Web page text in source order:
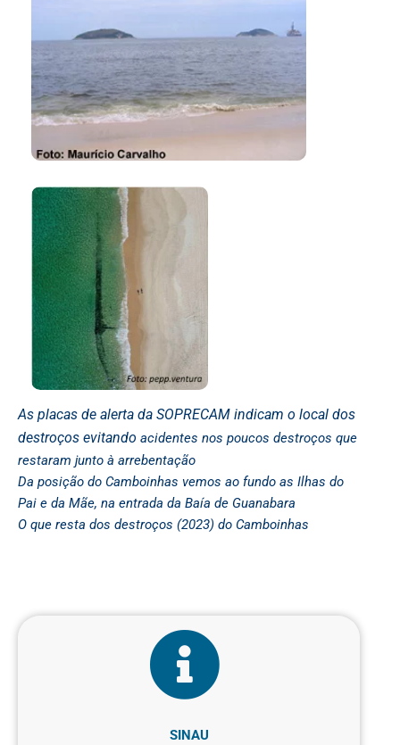
As placas de alerta da SOPRECAM indicam o local dos
destroços evitando acidentes nos poucos destroços que
restaram junto à arrebentação
Da posição do Camboinhas vemos ao fundo as Ilhas do
Pai e da Mãe, na entrada da Baía de Guanabara
O que resta dos destroços (2023) do Camboinhas
SINAU